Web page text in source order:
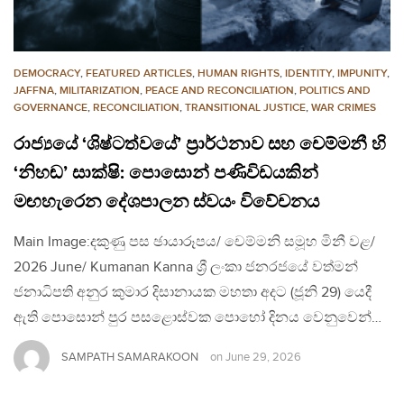
DEMOCRACY, FEATURED ARTICLES, HUMAN RIGHTS, IDENTITY, IMPUNITY,
JAFFNA, MILITARIZATION, PEACE AND RECONCILIATION, POLITICS AND
GOVERNANCE, RECONCILIATION, TRANSITIONAL JUSTICE, WAR CRIMES
රාජ්‍යයේ ‘ශිෂ්ටත්වයේ’ ප්‍රාර්ථනාව සහ චෙම්මනී හි
‘නිහඬ’ සාක්ෂි: පොසොන් පණිවිඩයකින්
මඟහැරෙන දේශපාලන ස්වයං විවේචනය
Main Image:දකුණු පස ඡායාරූපය/ චෙම්මනි සමූහ මිනී වළ/
2026 June/ Kumanan Kanna ශ්‍රී ලංකා ජනරජයේ වත්මන්
ජනාධිපති අනුර කුමාර දිසානායක මහතා අදට (ජූනි 29) යෙදී
ඇති පොසොන් පුර පසළොස්වක පොහෝ දිනය වෙනුවෙන්…
SAMPATH SAMARAKOON on June 29, 2026